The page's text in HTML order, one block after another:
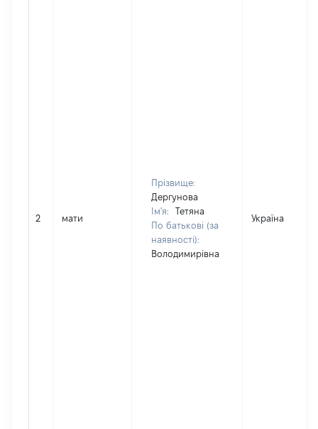
2 мати
Прізвище:
Дергунова
Ім'я:
Тетяна
По батькові (за
наявності):
Володимирівна
Україна